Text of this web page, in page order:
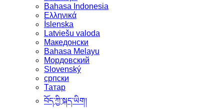
Bahasa Indonesia
Ελληνικά
Íslenska
Latviešu valoda
Македонски
Bahasa Melayu
Мордовский
Slovenský
српски
Татар
བོད་ཀྱི་སྐད་ཡིག།